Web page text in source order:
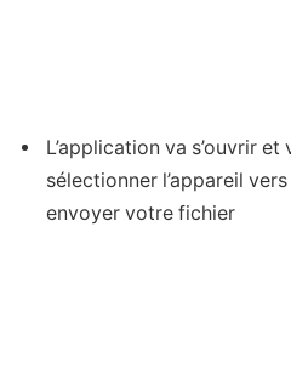
L’application va s’ouvrir
sélectionner l’appareil
envoyer votre fichier